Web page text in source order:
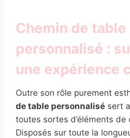
Chemin de table
personnalisé :
une expérience
Outre son rôle purement
de table personnalisé sert
toutes sortes d’éléments de
Disposés sur toute la